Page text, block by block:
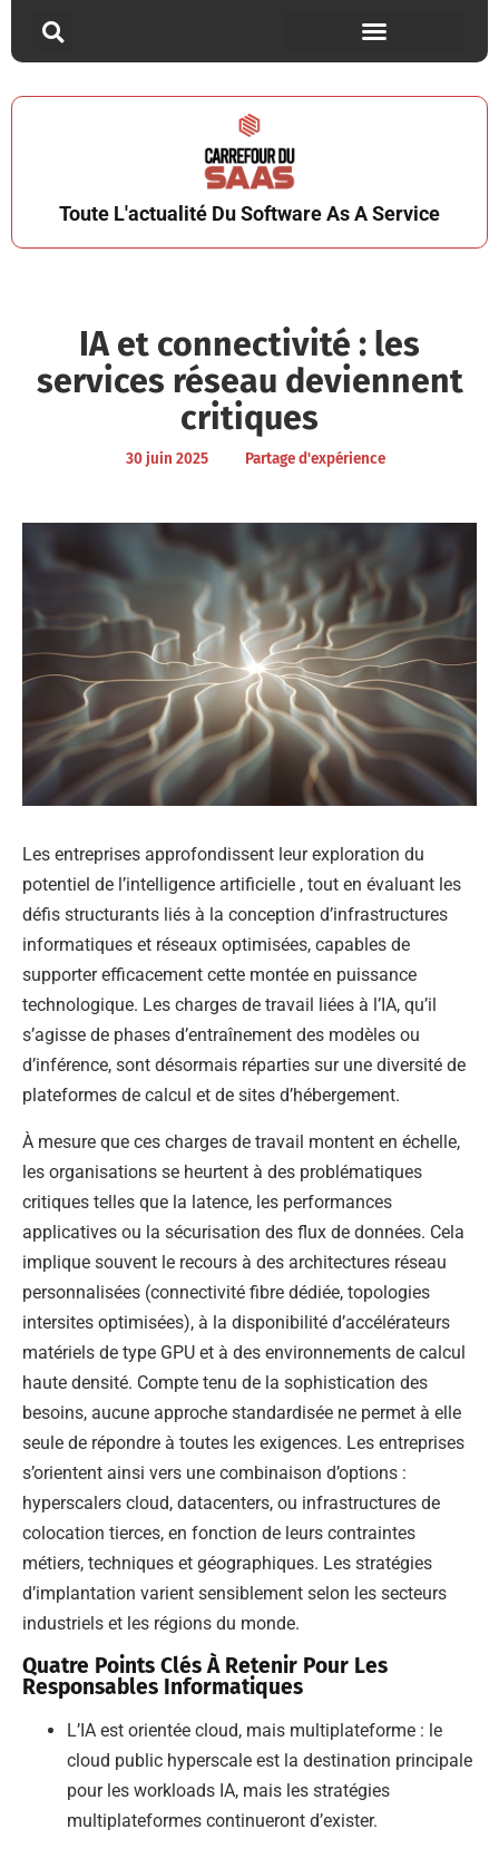
Toute L'actualité Du Software As A Service
IA et connectivité : les
services réseau deviennent
critiques
30 juin 2025 Partage d'expérience
Les entreprises approfondissent leur exploration du
potentiel de l’intelligence artificielle , tout en évaluant les
défis structurants liés à la conception d’infrastructures
informatiques et réseaux optimisées, capables de
supporter efficacement cette montée en puissance
technologique. Les charges de travail liées à l’IA, qu’il
s’agisse de phases d’entraînement des modèles ou
d’inférence, sont désormais réparties sur une diversité de
plateformes de calcul et de sites d’hébergement.
À mesure que ces charges de travail montent en échelle,
les organisations se heurtent à des problématiques
critiques telles que la latence, les performances
applicatives ou la sécurisation des flux de données. Cela
implique souvent le recours à des architectures réseau
personnalisées (connectivité fibre dédiée, topologies
intersites optimisées), à la disponibilité d’accélérateurs
matériels de type GPU et à des environnements de calcul
haute densité. Compte tenu de la sophistication des
besoins, aucune approche standardisée ne permet à elle
seule de répondre à toutes les exigences. Les entreprises
s’orientent ainsi vers une combinaison d’options :
hyperscalers cloud, datacenters, ou infrastructures de
colocation tierces, en fonction de leurs contraintes
métiers, techniques et géographiques. Les stratégies
d’implantation varient sensiblement selon les secteurs
industriels et les régions du monde.
Quatre Points Clés À Retenir Pour Les
Responsables Informatiques
L’IA est orientée cloud, mais multiplateforme : le
cloud public hyperscale est la destination principale
pour les workloads IA, mais les stratégies
multiplateformes continueront d’exister.